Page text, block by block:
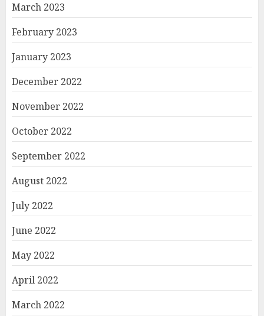
March 2023
February 2023
January 2023
December 2022
November 2022
October 2022
September 2022
August 2022
July 2022
June 2022
May 2022
April 2022
March 2022